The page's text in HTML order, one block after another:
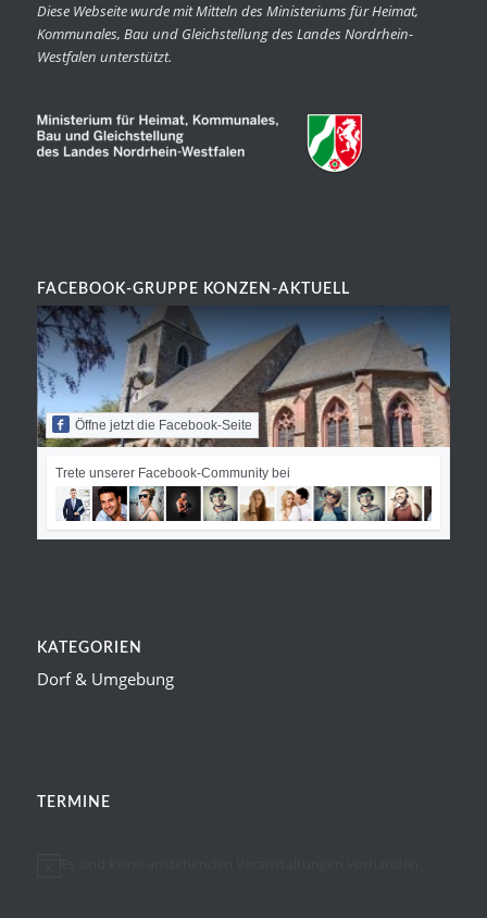
Diese Webseite wurde mit Mitteln des Ministeriums für Heimat,
Kommunales, Bau und Gleichstellung des Landes Nordrhein-
Westfalen unterstützt.
FACEBOOK-GRUPPE KONZEN-AKTUELL
Öffne jetzt die Facebook-Seite
Trete unserer Facebook-Community bei
KATEGORIEN
Dorf & Umgebung
TERMINE